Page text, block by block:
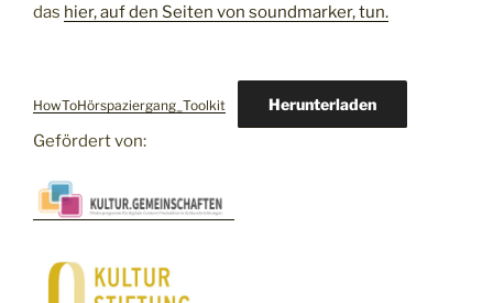
das hier, auf den Seiten von soundmarker, tun.
HowToHörspaziergang_Toolkit Herunterladen
Gefördert von: